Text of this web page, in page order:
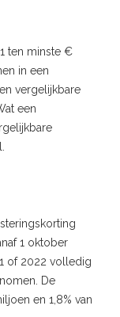
ten minste €
in een
vergelijkbare
een
1 oktober
of 2022 volledig
De
en 1,8% van